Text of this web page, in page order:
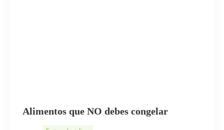
Alimentos que NO debes congelar